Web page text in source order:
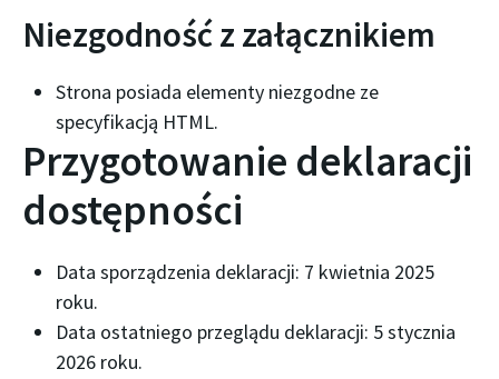
Niezgodność z załącznikiem
Strona posiada elementy niezgodne ze
specyfikacją HTML.
Przygotowanie deklaracji
dostępności
Data sporządzenia deklaracji: 7 kwietnia 2025
roku.
Data ostatniego przeglądu deklaracji: 5 stycznia
2026 roku.